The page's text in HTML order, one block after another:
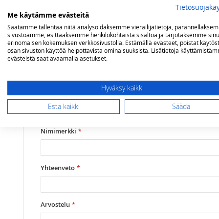
Lisätietoja
Lisätietoja
Mitat
(lxsxk) 75x51x5 cm
Kaasukeittopolttimot
5 kpl, 1 kW, 2x1,75 kW, 3 kW
Olet arvostelemassa:
Lofra Artes 75 kaasutaso viidellä
Rating
star
stars
stars
stars
stars
Nimimerkki
Yhteenveto
Arvostelu
Me käytämme evästeitä
Saatamme tallentaa niitä analysoidaksemme vierailijatietoja,
sivustoamme, esittääksemme henkilökohtaista sisältöä ja tarjotaksemme
erinomaisen kokemuksen verkkosivustolla. Estämällä evästeet, poistat
osan sivuston käyttöä helpottavista ominaisuuksista. Lisätietoja
evästeistä saat avaamalla asetukset.
Hyväksy kaikki
Estä kaikki Säädä